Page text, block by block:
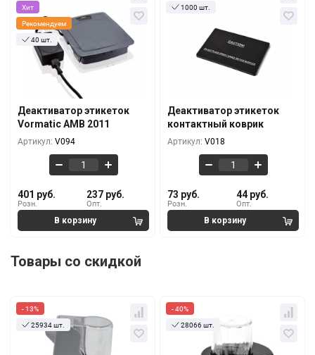
Хит
Рекомендуем
40 шт.
Деактиватор этикеток
Vormatic AMB 2011
Артикул: V094
Розн.
401 руб.
Опт.
237 руб.
Кол-во За 1 шт.
5+ 346 руб.
1000 шт.
Деактиватор этикеток
контактный коврик
Артикул: V018
Розн.
73 руб.
Опт.
44 руб.
Кол-во За 1 шт.
10+ 66 руб.
Товары со скидкой
- 13%
25934 шт.
- 40%
28066 шт.